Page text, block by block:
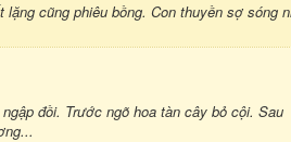
cũng phiêu bồng. Con thuyền sợ sóng
đồi. Trước ngõ hoa tàn cây bỏ cội. Sau